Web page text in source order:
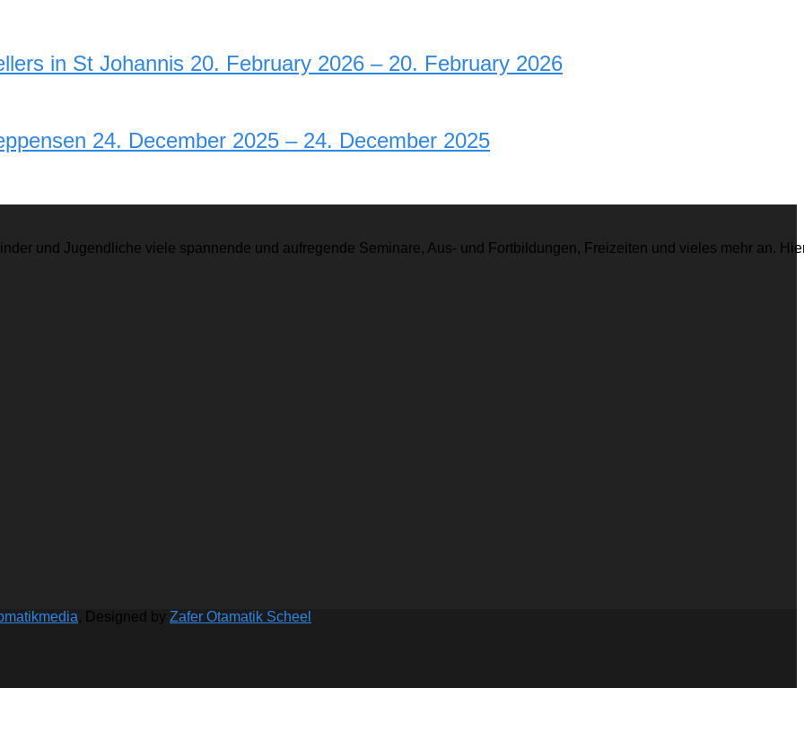
in St Johannis 20. February 2026 – 20. February 2026
24. December 2025 – 24. December 2025
und Jugendliche viele spannende und aufregende Seminare, Aus- und Fortbildungen, Freizeiten und vieles mehr an.
, Designed by Zafer Otamatik Scheel